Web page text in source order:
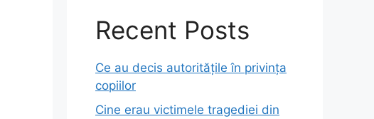
Recent Posts
Ce au decis autoritățile în privința
copiilor
Cine erau victimele tragediei din